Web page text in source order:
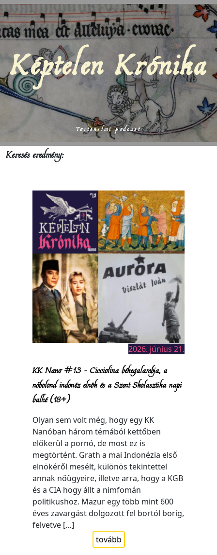
Képtelen Krónika
Történelmi podcast
Keresés eredmény:
2026. június 21.
KK Nano #13 – Cicciolina békegalambja, a
nőbolond indonéz elnök és a Szent Skolasztika napi
balhé (18+)
Olyan sem volt még, hogy egy KK
Nanóban három témából kettőben
előkerül a pornó, de most ez is
megtörtént. Grath a mai Indonézia első
elnökéről mesélt, különös tekintettel
annak nőügyeire, illetve arra, hogy a KGB
és a CIA hogy állt a nimfomán
politikushoz. Mazur egy több mint 600
éves zavargást dolgozott fel bortól borig,
felvetve […]
tovább